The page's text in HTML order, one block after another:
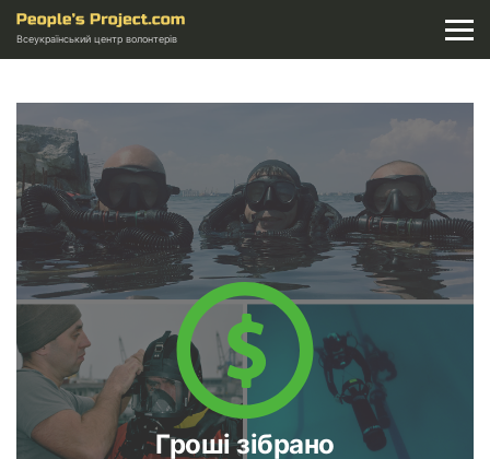
Всеукраїнський центр волонтерів
Гроші зібрано